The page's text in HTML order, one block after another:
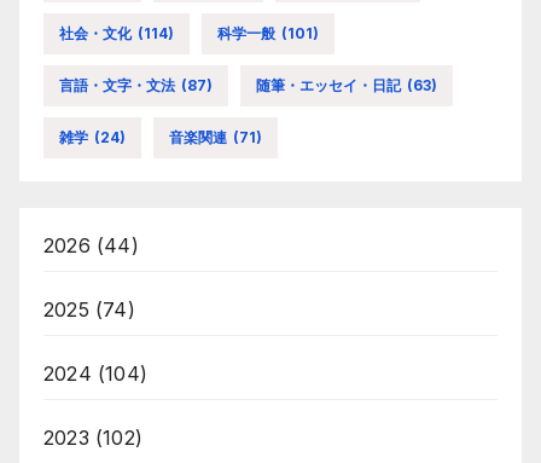
社会・文化 (114) 科学一般 (101)
言語・文字・文法 (87) 随筆・エッセイ・日記 (63)
雑学 (24) 音楽関連 (71)
2026 (44)
2025 (74)
2024 (104)
2023 (102)